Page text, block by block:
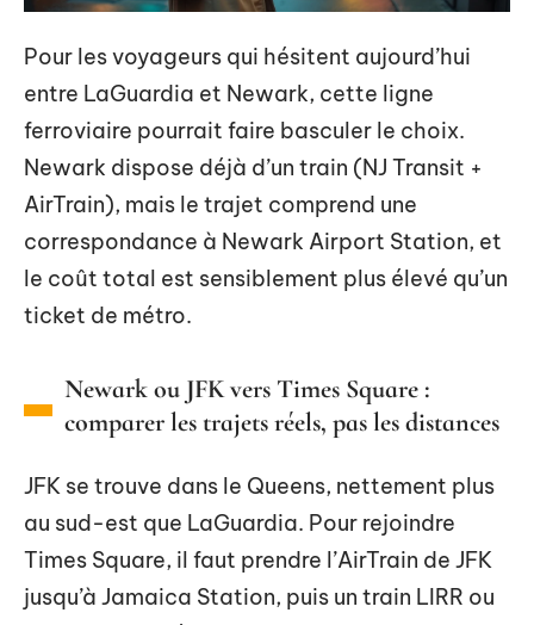
Pour les voyageurs qui hésitent aujourd’hui
entre LaGuardia et Newark, cette ligne
ferroviaire pourrait faire basculer le choix.
Newark dispose déjà d’un train (NJ Transit +
AirTrain), mais le trajet comprend une
correspondance à Newark Airport Station, et
le coût total est sensiblement plus élevé qu’un
ticket de métro.
Newark ou JFK vers Times Square :
comparer les trajets réels, pas les distances
JFK se trouve dans le Queens, nettement plus
au sud-est que LaGuardia. Pour rejoindre
Times Square, il faut prendre l’AirTrain de JFK
jusqu’à Jamaica Station, puis un train LIRR ou